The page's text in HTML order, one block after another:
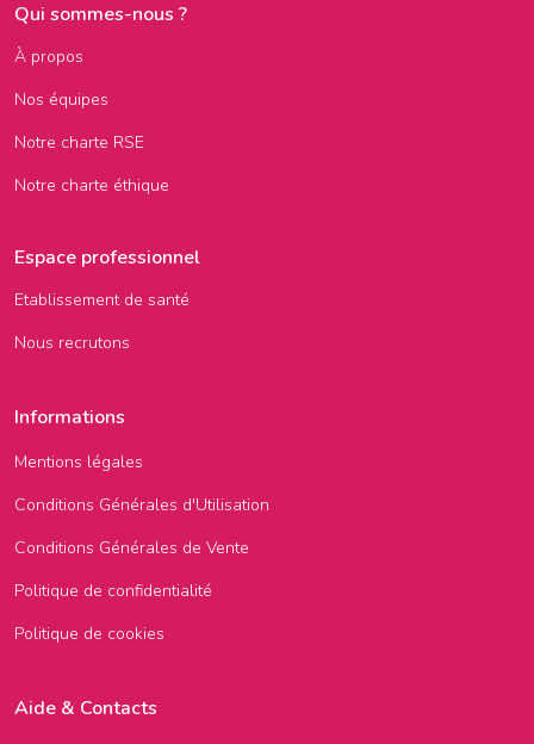
Qui sommes-nous ?
À propos
Nos équipes
Notre charte RSE
Notre charte éthique
Espace professionnel
Etablissement de santé
Nous recrutons
Informations
Mentions légales
Conditions Générales d'Utilisation
Conditions Générales de Vente
Politique de confidentialité
Politique de cookies
Aide & Contacts